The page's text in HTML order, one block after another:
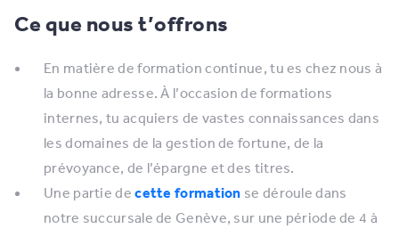
Ce que nous t’offrons
En matière de formation continue, tu es chez nous à
la bonne adresse. À l’occasion de formations
internes, tu acquiers de vastes connaissances dans
les domaines de la gestion de fortune, de la
prévoyance, de l’épargne et des titres.
Une partie decette formation se déroule dans
notre succursale de Genève, sur une période de 4 à